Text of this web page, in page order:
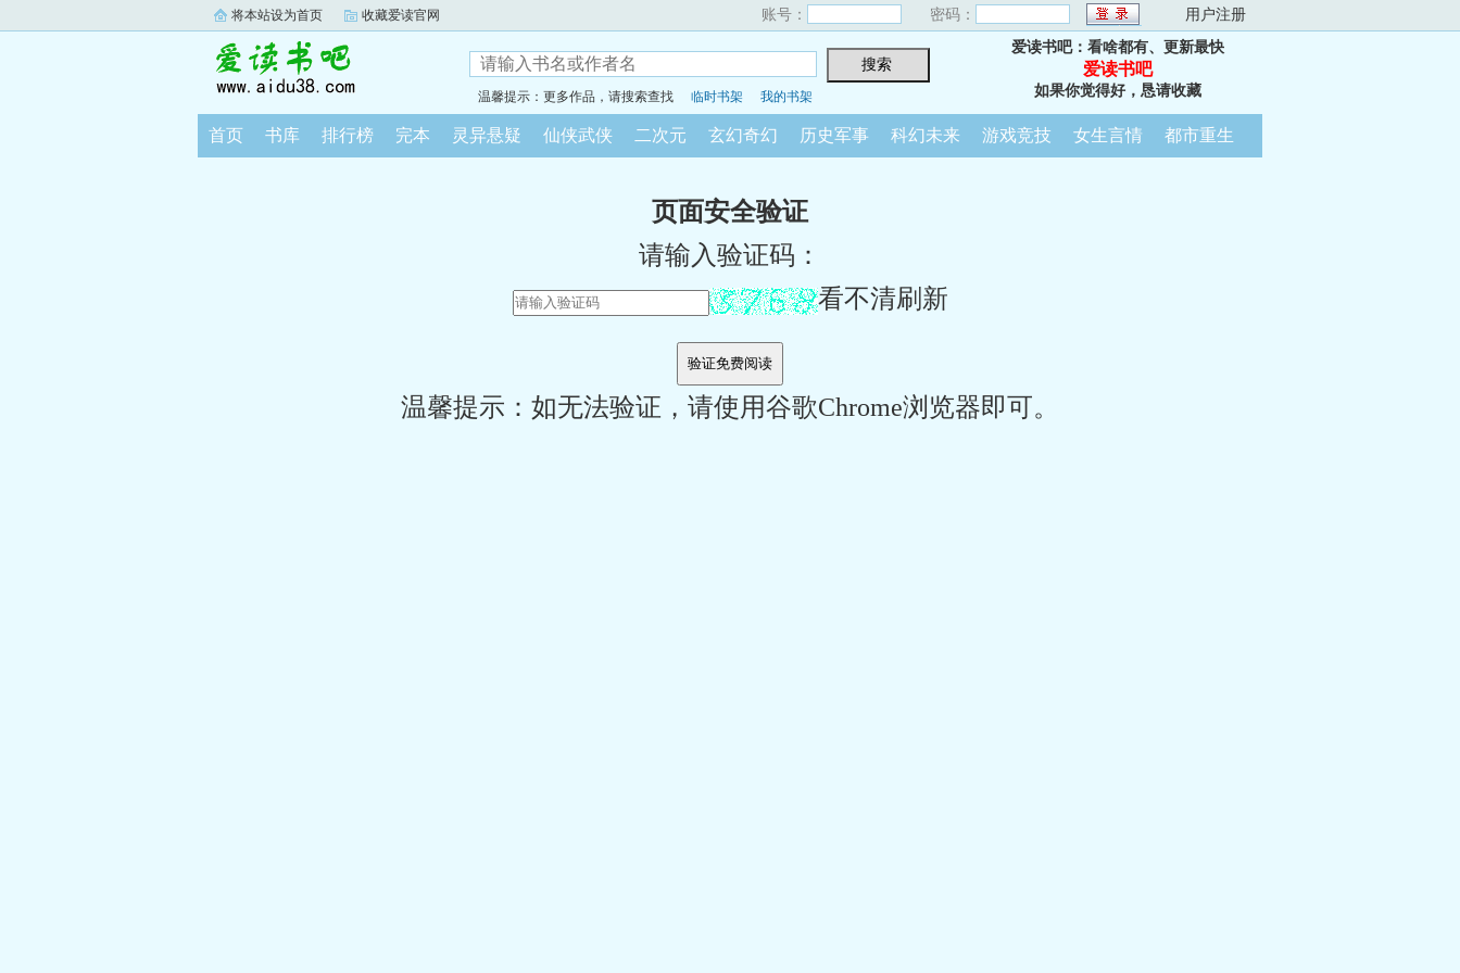
将本站设为首页 收藏爱读官网 账号： 密码： 用户注册
温馨提示：更多作品，请搜索查找 临时书架 我的书架
爱读书吧：看啥都有、更新最快
爱读书吧
如果你觉得好，恳请收藏
首页 书库 排行榜 完本 灵异悬疑 仙侠武侠 二次元 玄幻奇幻 历史军事 科幻未来 游戏竞技 女生言情 都市重生
页面安全验证
请输入验证码：
看不清刷新
温馨提示：如无法验证，请使用谷歌Chrome浏览器即可。